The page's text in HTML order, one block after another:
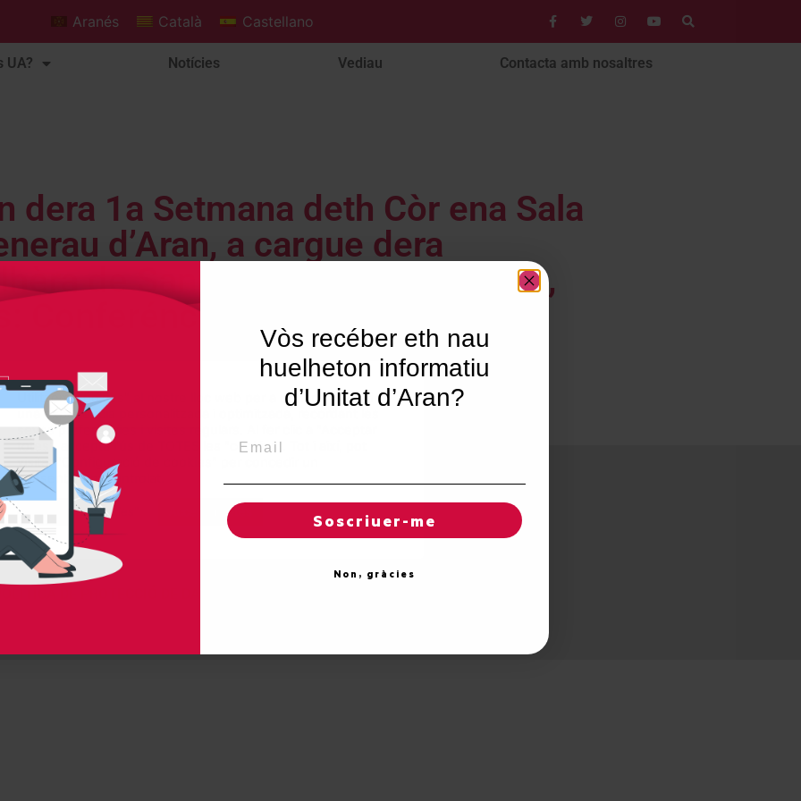
Aranés Català Castellano
UA? Notícies Vediau Contacta amb nosaltres
dera 1a Setmana deth Còr ena Sala
d’Aran, a cargue dera
de Sanitat e Servicis Sociaus,
Conferéncia inaugurau sus es
Unitat d'Aran. Tots els drets reservats.
Utilitzem"cookies" al nostre lloc web per a donar a l'usuari
una experiència personalitzada i optimitzada, recordant les
seves preferències i visites regulars. Al fer clic a "Acceptar
totes", accepta l'ús de TOTES les "cookies". Tot i així, pot
visitar "Configuració de cookies" per concedir un
consentiment controlat.
Regles de "cookies" Acceptar totes
Vòs recéber eth nau
huelheton informatiu
d’Unitat d’Aran?
Soscriuer-me
Non, gràcies